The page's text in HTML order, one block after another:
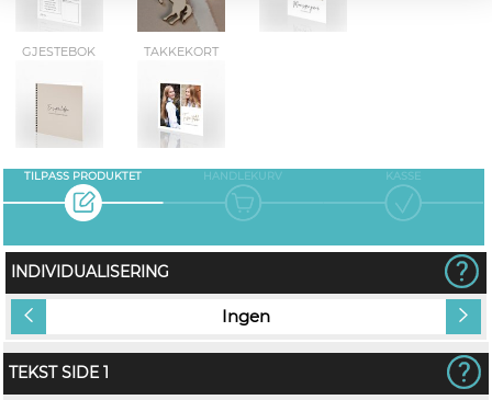
GJESTEBOK TAKKEKORT
TILPASS PRODUKTET HANDLEKURV KASSE
INDIVIDUALISERING
Ingen
TEKST SIDE 1